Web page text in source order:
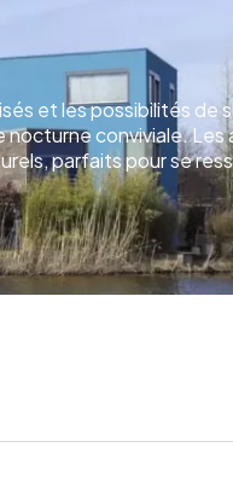
et les possibilités de
conviviale. Les
parfaits pour se